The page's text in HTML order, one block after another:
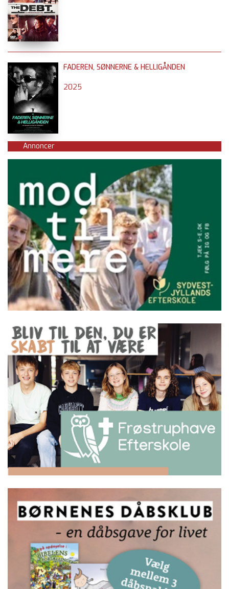
FADEREN, SØNNERNE & HELLIGÅNDEN
2025
Annoncer